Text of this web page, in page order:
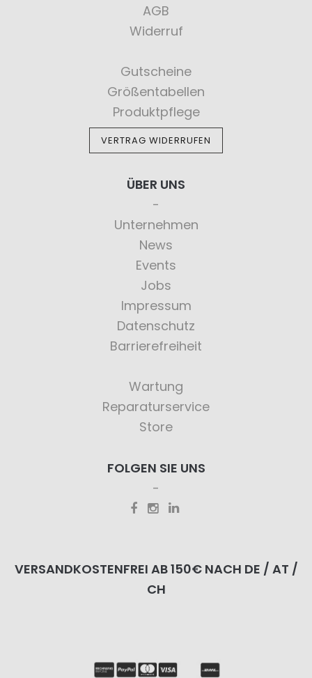
AGB
Widerruf
Gutscheine
Größentabellen
Produktpflege
VERTRAG WIDERRUFEN
ÜBER UNS
Unternehmen
News
Events
Jobs
Impressum
Datenschutz
Barrierefreiheit
Wartung
Reparaturservice
Store
FOLGEN SIE UNS
VERSANDKOSTENFREI AB 150€ NACH DE / AT /
CH